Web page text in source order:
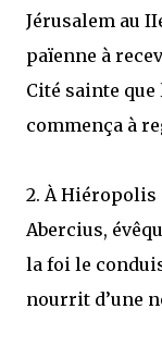
Jérusalem au
païenne à
Cité sainte
commença à
2. À Hiéropolis
Abercius,
la foi le
nourrit d’une